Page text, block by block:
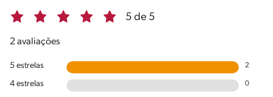
5 de 5
2 avaliações
5 estrelas 2
4 estrelas 0